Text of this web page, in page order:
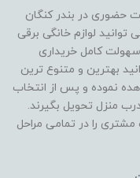
کنگان از سال 1390به صورت حضوری در بندر کنگان
لوازم خانگی برقی
سهولت کامل خریداری
بهترین و متنوع ترین
نموده و پس از انتخاب
منزل تحویل بگیرند.
را در تمامی مراحل